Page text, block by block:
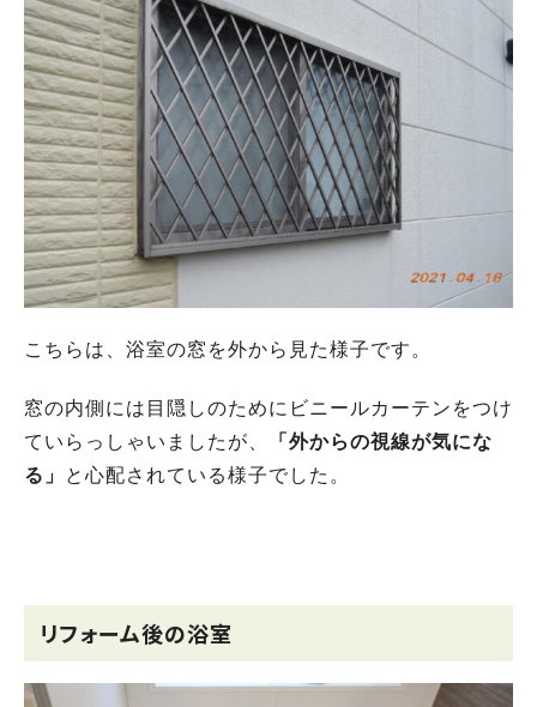
こちらは、浴室の窓を外から見た様子です。
窓の内側には目隠しのためにビニールカーテンをつけ
ていらっしゃいましたが、
「外からの視線が気にな
る」
と心配されている様子でした。
リフォーム後の浴室